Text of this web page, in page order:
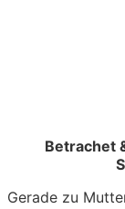
Betrachet
Gerade zu